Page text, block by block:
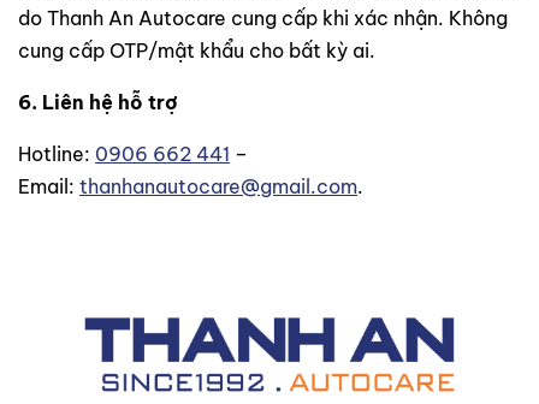
do Thanh An Autocare cung cấp khi xác nhận. Không
cung cấp OTP/mật khẩu cho bất kỳ ai.
6. Liên hệ hỗ trợ
Hotline: 0906 662 441 –
Email: thanhanautocare@gmail.com.